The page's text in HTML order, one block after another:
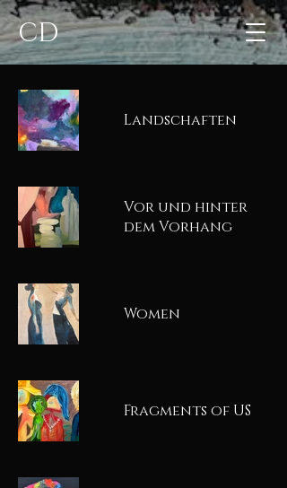
CD
Landschaften
Vor und hinter
dem Vorhang
Women
Fragments of US